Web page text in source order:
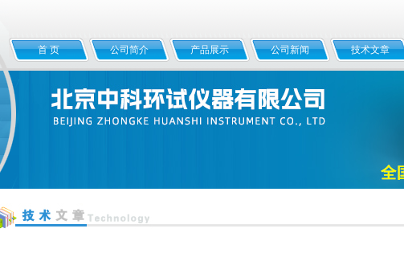
首 页 公司简介 产品展示 公司新闻 技术文章